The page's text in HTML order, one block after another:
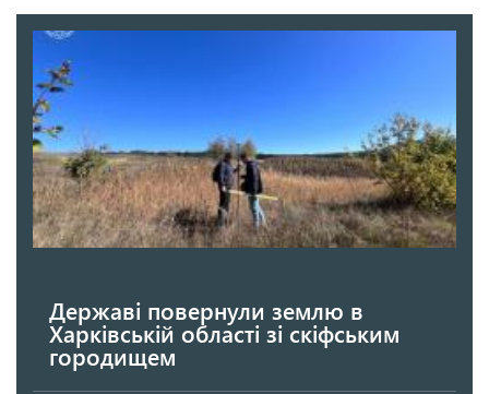
Державі повернули землю в
Харківській області зі скіфським
городищем